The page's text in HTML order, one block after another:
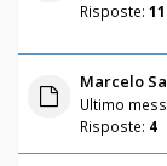
Risposte:
Marcelo
Ultimo
Risposte: 4